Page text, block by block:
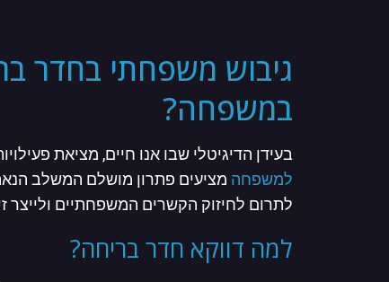
גיבוש משפחתי בחדר
במשפחה?
בעידן הדיגיטלי שבו אנו חיים, מציאת
למשפחה מציעים פתרון מושלם המשלב
לתרום לחיזוק הקשרים המשפחתיים ולייצר
למה דווקא חדר בריחה?